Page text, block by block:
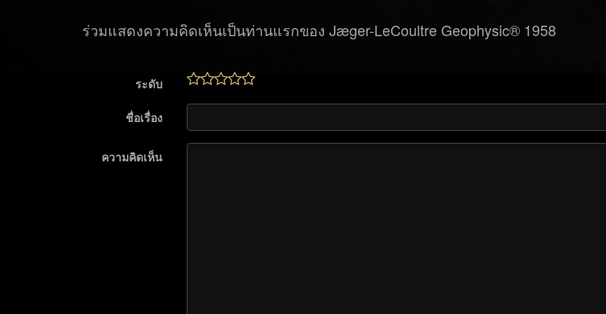
ร่วมแสดงความคิดเห็นเป็นท่านแรกของ Jæger-LeCoultre Geophysic® 1958
ระดับ
ชื่อเรื่อง
ความคิดเห็น